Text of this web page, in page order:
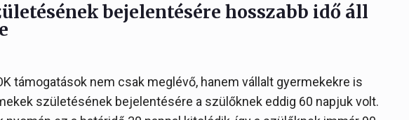
bejelentésére hosszabb idő áll
támogatások nem csak meglévő, hanem vállalt gyermekekre is
születésének bejelentésére a szülőknek eddig 60 napjuk volt.